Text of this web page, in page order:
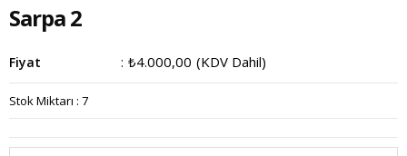
Sarpa 2
Fiyat : ₺4.000,00 (KDV Dahil)
Stok Miktarı : 7